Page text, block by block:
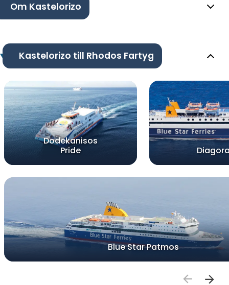
Om Kastelorizo
Kastelorizo till Rhodos Fartyg
Dodekanisos
Pride
Blue Star Patmos